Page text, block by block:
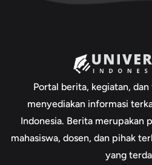
Portal berita, kegiatan,
menyediakan informasi
Indonesia. Berita merupakan
mahasiswa, dosen, dan pihak
yang